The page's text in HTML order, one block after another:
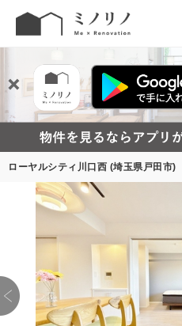
ローヤルシティ川口西 (埼玉県戸田市)